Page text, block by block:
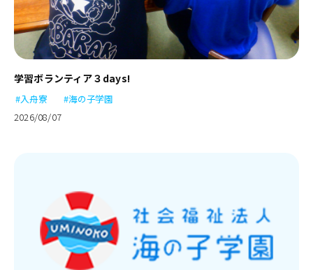
学習ボランティア３days!
#入舟寮
#海の子学園
2026/08/07